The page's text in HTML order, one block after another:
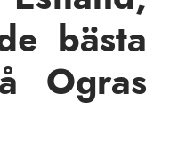
bästa
Ogras